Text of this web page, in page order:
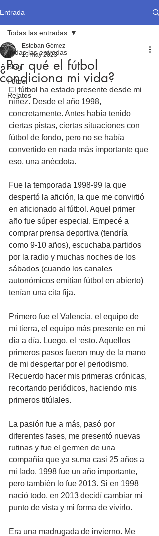
Entrada
Todas las entradas
Blog
Fútbol
Relatos
Todas las entradas
¿Por qué el fútbol
condiciona mi vida?
Esteban Gómez
15 may 2023
El fútbol ha estado presente desde mi
niñez. Desde el año 1998,
concretamente. Antes había tenido
ciertas pistas, ciertas situaciones con
fútbol de fondo, pero no se había
convertido en nada más importante que
eso, una anécdota.
Fue la temporada 1998-99 la que
despertó la afición, la que me convirtió
en aficionado al fútbol. Aquel primer
año fue súper especial. Empecé a
comprar prensa deportiva (tendría
como 9-10 años), escuchaba partidos
por la radio y muchas noches de los
sábados (cuando los canales
autonómicos emitían fútbol en abierto)
tenían una cita fija.
Primero fue el Valencia, el equipo de
mi tierra, el equipo más presente en mi
día a día. Luego, el resto. Aquellos
primeros pasos fueron muy de la mano
de mi despertar por el periodismo.
Recuerdo hacer mis primeras crónicas,
recortando periódicos, haciendo mis
primeros titúlales.
La pasión fue a más, pasó por
diferentes fases, me presentó nuevas
rutinas y fue el germen de una
compañía que ya suma casi 25 años a
mi lado. 1998 fue un año importante,
pero también lo fue 2013. Si en 1998
nació todo, en 2013 decidí cambiar mi
punto de vista y mi forma de vivirlo.
Era una madrugada de invierno. Me